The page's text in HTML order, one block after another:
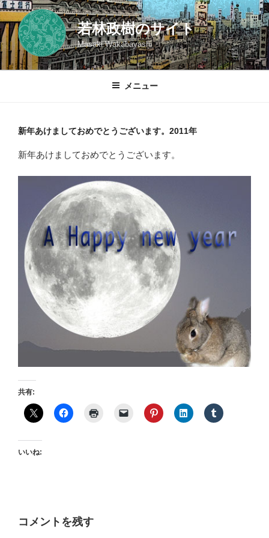
コ
ン
テ
ン
ツ
若林政樹のサイト
Masaki Wakabayashi
メニュー
新年あけましておめでとうございます。2011年
新年あけましておめでとうございます。
共有:
いいね:
コメントを残す